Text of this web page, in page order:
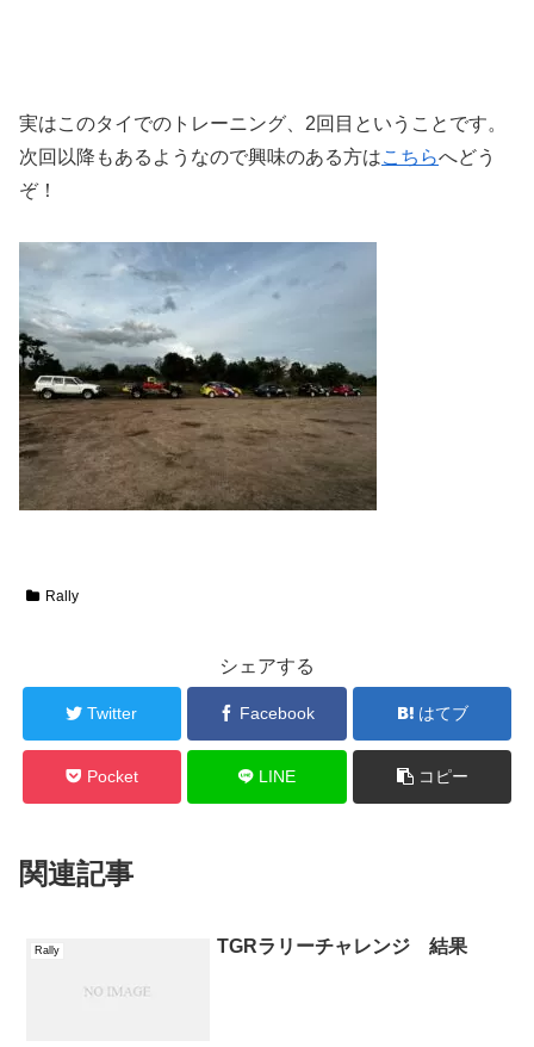
実はこのタイでのトレーニング、2回目ということです。
次回以降もあるようなので興味のある方はこちらへどう
ぞ！
Rally
シェアする
Twitter Facebook はてブ
Pocket LINE コピー
関連記事
Rally TGRラリーチャレンジ 結果